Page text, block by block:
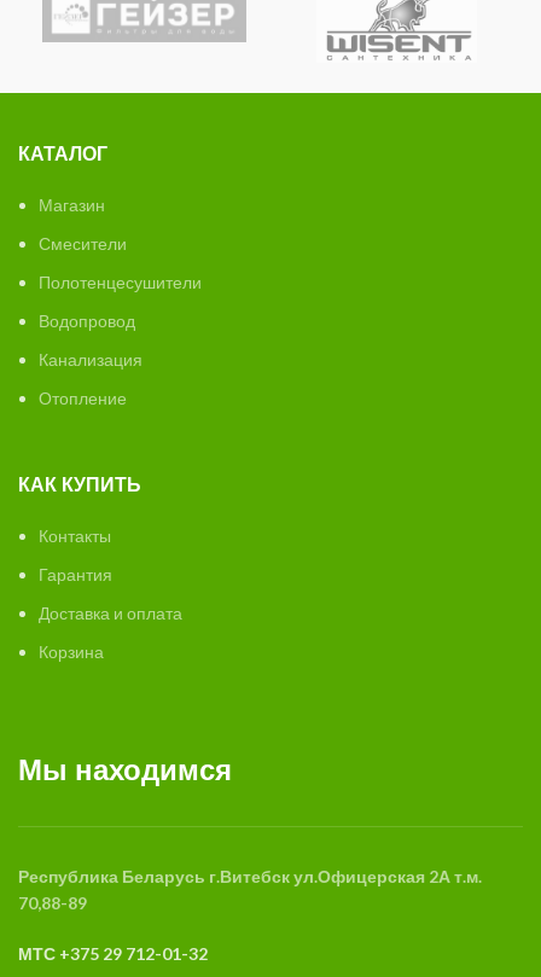
КАТАЛОГ
Магазин
Смесители
Полотенцесушители
Водопровод
Канализация
Отопление
КАК КУПИТЬ
Контакты
Гарантия
Доставка и оплата
Корзина
Мы находимся
Республика Беларусь г.Витебскул.Офицерская 2Ат.м.
70,88-89
МТС +375 29 712-01-32